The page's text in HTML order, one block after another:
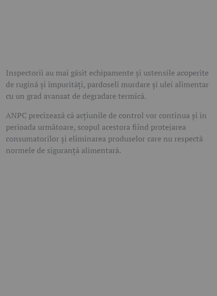
Inspectorii au mai găsit echipamente și ustensile acoperite
de rugină și impurități, pardoseli murdare și ulei alimentar
cu un grad avansat de degradare termică.
ANPC precizează că acțiunile de control vor continua și în
perioada următoare, scopul acestora fiind protejarea
consumatorilor și eliminarea produselor care nu respectă
normele de siguranță alimentară.